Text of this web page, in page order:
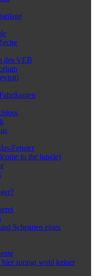
des VEB
Fenster
to the jungle)
Scheunen eines
springt wohl keiner